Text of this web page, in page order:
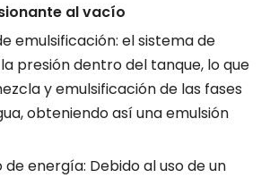
al vacío
emulsificación: el sistema de
presión dentro del tanque, lo que
y emulsificación de las fases
obteniendo así una emulsión
de energía: Debido al uso de un